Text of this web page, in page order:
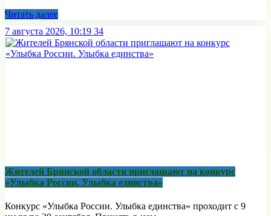
Читать далее
7 августа 2026, 10:19 34
Жителей Брянской области приглашают на конкурс
«Улыбка России. Улыбка единства»
Конкурс «Улыбка России. Улыбка единства» проходит с 9